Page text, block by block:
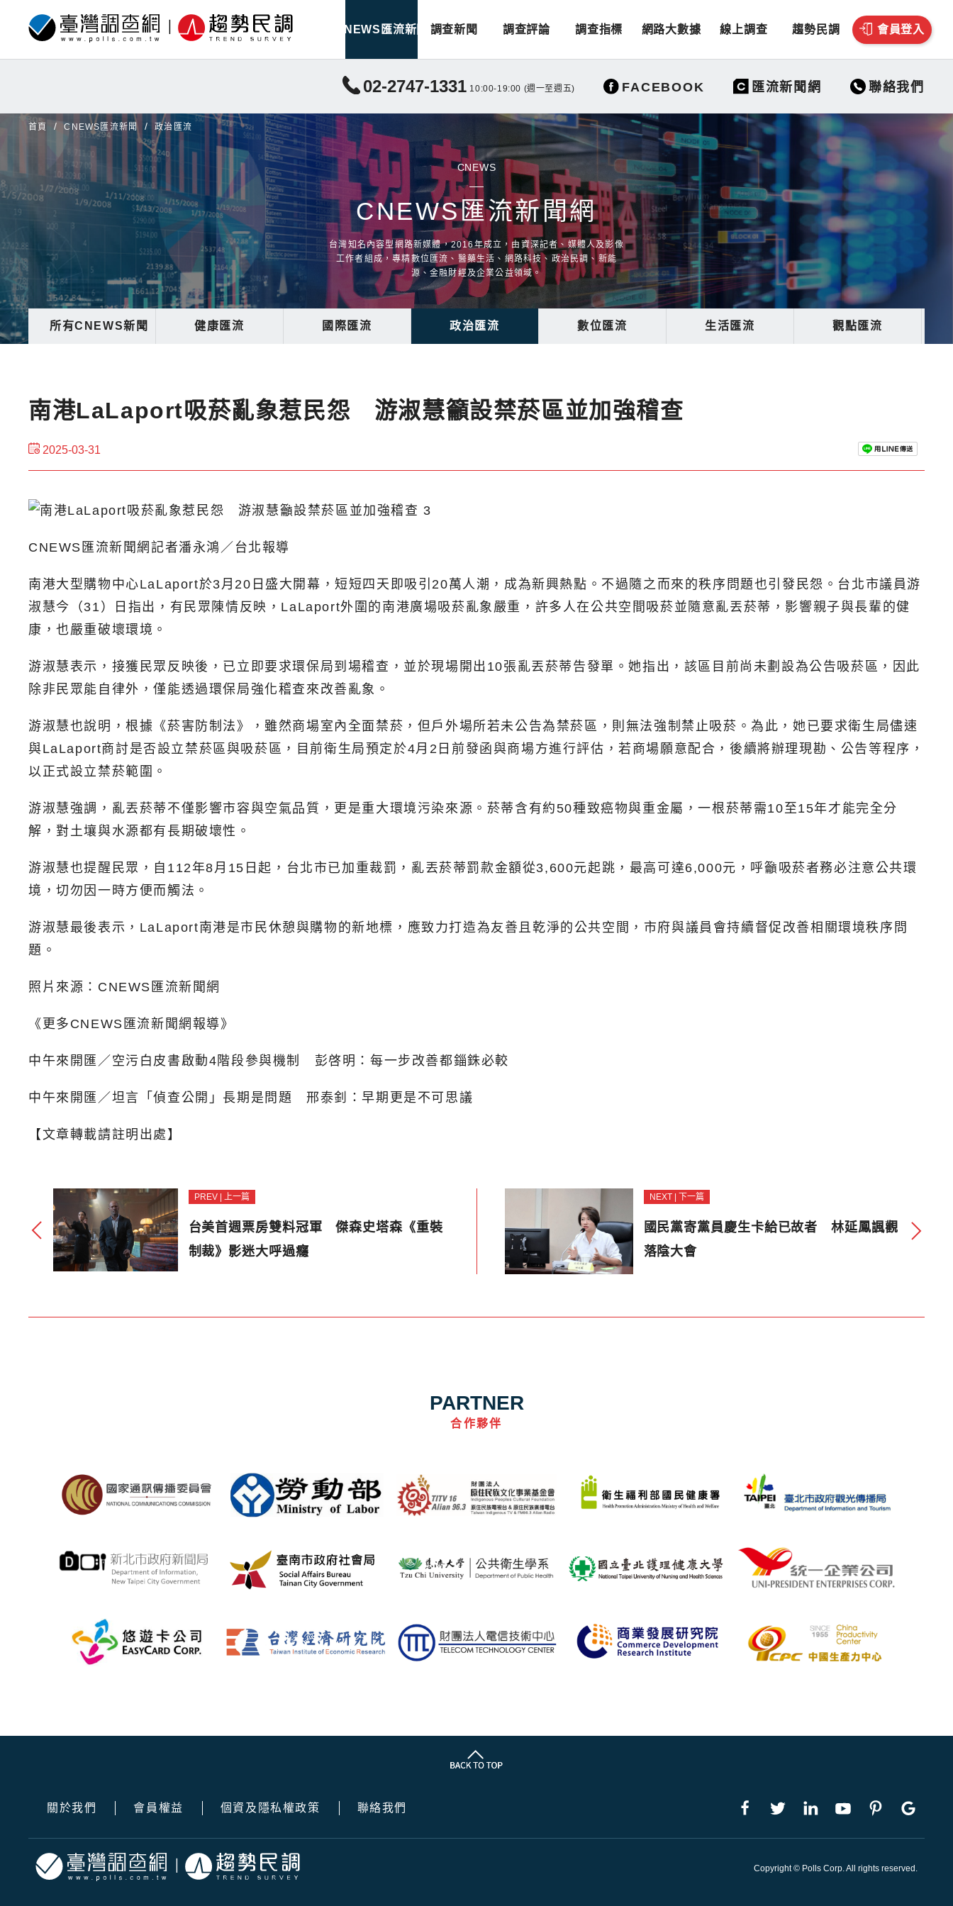
CNEWS匯流新聞 調查新聞 調查評論 調查指標 網路大數據 線上調查 趨勢民調 會員登入
02-2747-1331 10:00-19:00 (週一至週五) FACEBOOK 匯流新聞網 聯絡我們
首頁 CNEWS匯流新聞 政治匯流
CNEWS
CNEWS匯流新聞網
台灣知名內容型網路新媒體，2016年成立，由資深記者、媒體人及影像
工作者組成，專精數位匯流、醫藥生活、網路科技、政治民調、新能
源、金融財經及企業公益領域。
所有CNEWS新聞 健康匯流 國際匯流 政治匯流 數位匯流 生活匯流 觀點匯流
南港LaLaport吸菸亂象惹民怨 游淑慧籲設禁菸區並加強稽查
2025-03-31
CNEWS匯流新聞網記者潘永鴻／台北報導
南港大型購物中心LaLaport於3月20日盛大開幕，短短四天即吸引20萬人潮，成為新興熱點。不過隨之而來的秩序問題也引發民怨。台北市議員游
淑慧今（31）日指出，有民眾陳情反映，LaLaport外圍的南港廣場吸菸亂象嚴重，許多人在公共空間吸菸並隨意亂丟菸蒂，影響親子與長輩的健
康，也嚴重破壞環境。
游淑慧表示，接獲民眾反映後，已立即要求環保局到場稽查，並於現場開出10張亂丟菸蒂告發單。她指出，該區目前尚未劃設為公告吸菸區，因此
除非民眾能自律外，僅能透過環保局強化稽查來改善亂象。
游淑慧也說明，根據《菸害防制法》，雖然商場室內全面禁菸，但戶外場所若未公告為禁菸區，則無法強制禁止吸菸。為此，她已要求衛生局儘速
與LaLaport商討是否設立禁菸區與吸菸區，目前衛生局預定於4月2日前發函與商場方進行評估，若商場願意配合，後續將辦理現勘、公告等程序，
以正式設立禁菸範圍。
游淑慧強調，亂丟菸蒂不僅影響市容與空氣品質，更是重大環境污染來源。菸蒂含有約50種致癌物與重金屬，一根菸蒂需10至15年才能完全分
解，對土壤與水源都有長期破壞性。
游淑慧也提醒民眾，自112年8月15日起，台北市已加重裁罰，亂丟菸蒂罰款金額從3,600元起跳，最高可達6,000元，呼籲吸菸者務必注意公共環
境，切勿因一時方便而觸法。
游淑慧最後表示，LaLaport南港是市民休憩與購物的新地標，應致力打造為友善且乾淨的公共空間，市府與議員會持續督促改善相關環境秩序問
題。
照片來源：CNEWS匯流新聞網
《更多CNEWS匯流新聞網報導》
中午來開匯／空污白皮書啟動4階段參與機制 彭啓明：每一步改善都錙銖必較
中午來開匯／坦言「偵查公開」長期是問題 邢泰釗：早期更是不可思議
【文章轉載請註明出處】
PREV | 上一篇
台美首週票房雙料冠軍 傑森史塔森《重裝
制裁》影迷大呼過癮
NEXT | 下一篇
國民黨寄黨員慶生卡給已故者 林延鳳諷觀
落陰大會
PARTNER
合作夥伴
關於我們 會員權益 個資及隱私權政策 聯絡我們
Copyright © Polls Corp. All rights reserved.